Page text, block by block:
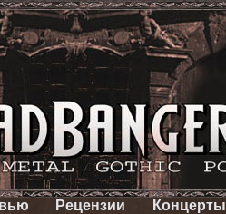
Рецензии Концерты